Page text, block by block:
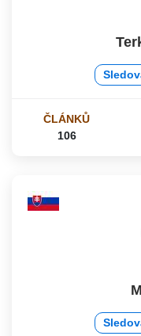
ČLÁNKŮ
106